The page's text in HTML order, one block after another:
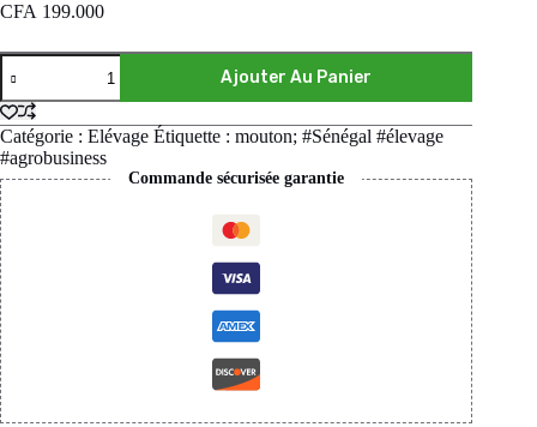
CFA 199.000
Ajouter Au Panier
Catégorie : Elévage Étiquette : mouton; #Sénégal #élevage
#agrobusiness
Commande sécurisée garantie